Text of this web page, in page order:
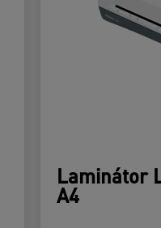
Laminátor
A4